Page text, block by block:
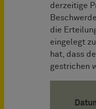
derzeitige
die
eingelegt
hat, dass
gestrichen